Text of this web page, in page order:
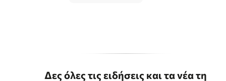
Δες όλες τις ειδήσεις και τα νέα τη